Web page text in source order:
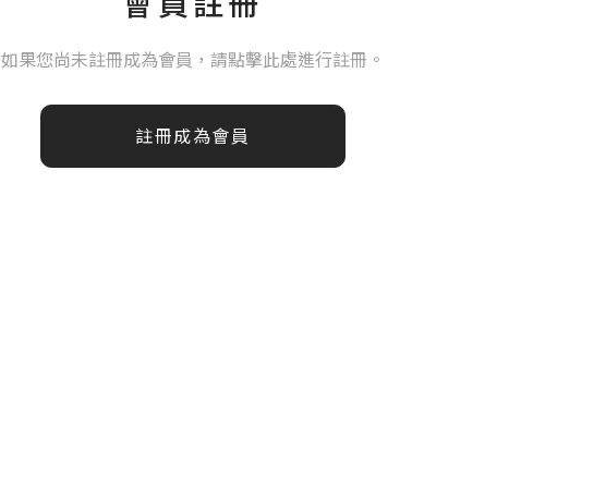
如果您尚未註冊成為會員，請點擊此處進行註冊。
註冊成為會員